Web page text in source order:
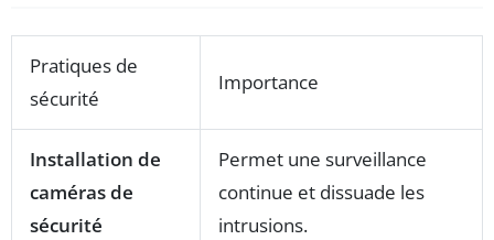
Pratiques de
sécurité
Importance
Installation de
caméras de
sécurité
Permet une surveillance
continue et dissuade les
intrusions.